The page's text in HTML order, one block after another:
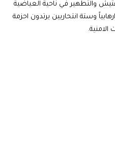
والتطهير في ناحية العياضية
وستة انتحاريين يرتدون احزمة
الامنية.